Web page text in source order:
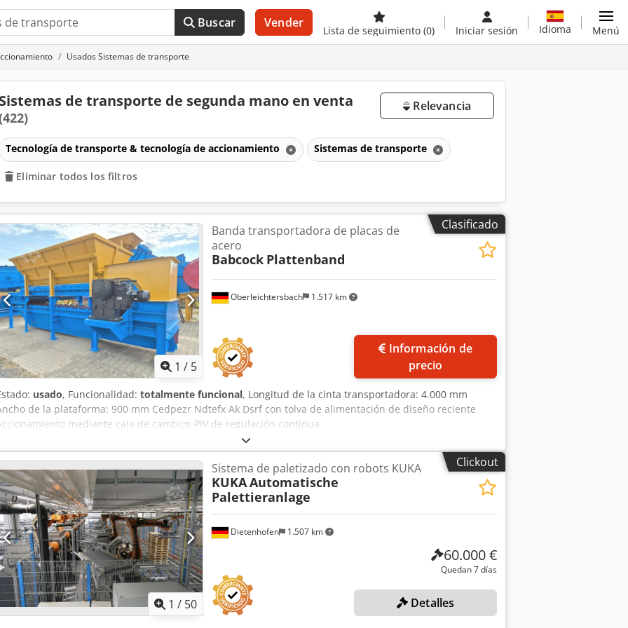
Buscar Vender
Lista de seguimiento (0) Iniciar sesión Idioma Menú
Usados Sistemas de transporte
Sistemas de transporte de segunda mano en venta Relevancia
Tecnología de transporte & tecnología de accionamiento Sistemas de transporte
Eliminar todos los filtros
Clasificado
1 / 5
Oberleichtersbach 1.517 km
Banda transportadora de placas de
acero
Babcock Plattenband
precio
usado, Funcionalidad: totalmente funcional, Longitud de la cinta transportadora: 4.000 mm
de la plataforma: 900 mm Cedpezr Ndtefx Ak Dsrf con tolva de alimentación de diseño reciente
mediante caja de cambios PIV de regulación continua
Clickout
1 / 50
Dietenhofen 1.507 km
Sistema de paletizado con robots KUKA
KUKAAutomatische
Palettieranlage
60.000 €
Quedan 7 días
Detalles